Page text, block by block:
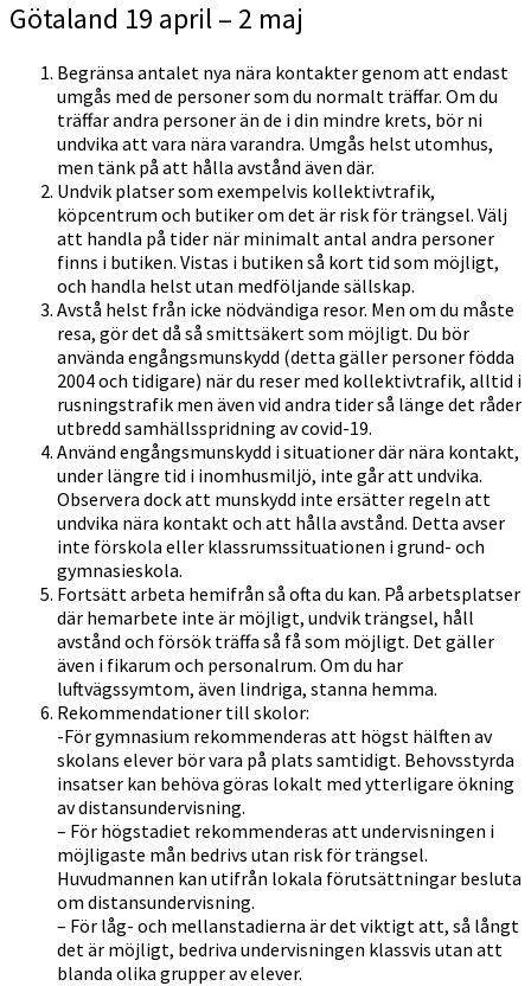
Götaland 19 april – 2 maj
Begränsa antalet nya nära kontakter genom att endast
umgås med de personer som du normalt träffar. Om du
träffar andra personer än de i din mindre krets, bör ni
undvika att vara nära varandra. Umgås helst utomhus,
men tänk på att hålla avstånd även där.
Undvik platser som exempelvis kollektivtrafik,
köpcentrum och butiker om det är risk för trängsel. Välj
att handla på tider när minimalt antal andra personer
finns i butiken. Vistas i butiken så kort tid som möjligt,
och handla helst utan medföljande sällskap.
Avstå helst från icke nödvändiga resor. Men om du måste
resa, gör det då så smittsäkert som möjligt. Du bör
använda engångsmunskydd (detta gäller personer födda
2004 och tidigare) när du reser med kollektivtrafik, alltid i
rusningstrafik men även vid andra tider så länge det råder
utbredd samhällsspridning av covid-19.
Använd engångsmunskydd i situationer där nära kontakt,
under längre tid i inomhusmiljö, inte går att undvika.
Observera dock att munskydd inte ersätter regeln att
undvika nära kontakt och att hålla avstånd. Detta avser
inte förskola eller klassrumssituationen i grund- och
gymnasieskola.
Fortsätt arbeta hemifrån så ofta du kan. På arbetsplatser
där hemarbete inte är möjligt, undvik trängsel, håll
avstånd och försök träffa så få som möjligt. Det gäller
även i fikarum och personalrum. Om du har
luftvägssymtom, även lindriga, stanna hemma.
Rekommendationer till skolor:
-För gymnasium rekommenderas att högst hälften av
skolans elever bör vara på plats samtidigt. Behovsstyrda
insatser kan behöva göras lokalt med ytterligare ökning
av distansundervisning.
– För högstadiet rekommenderas att undervisningen i
möjligaste mån bedrivs utan risk för trängsel.
Huvudmannen kan utifrån lokala förutsättningar besluta
om distansundervisning.
– För låg- och mellanstadierna är det viktigt att, så långt
det är möjligt, bedriva undervisningen klassvis utan att
blanda olika grupper av elever.